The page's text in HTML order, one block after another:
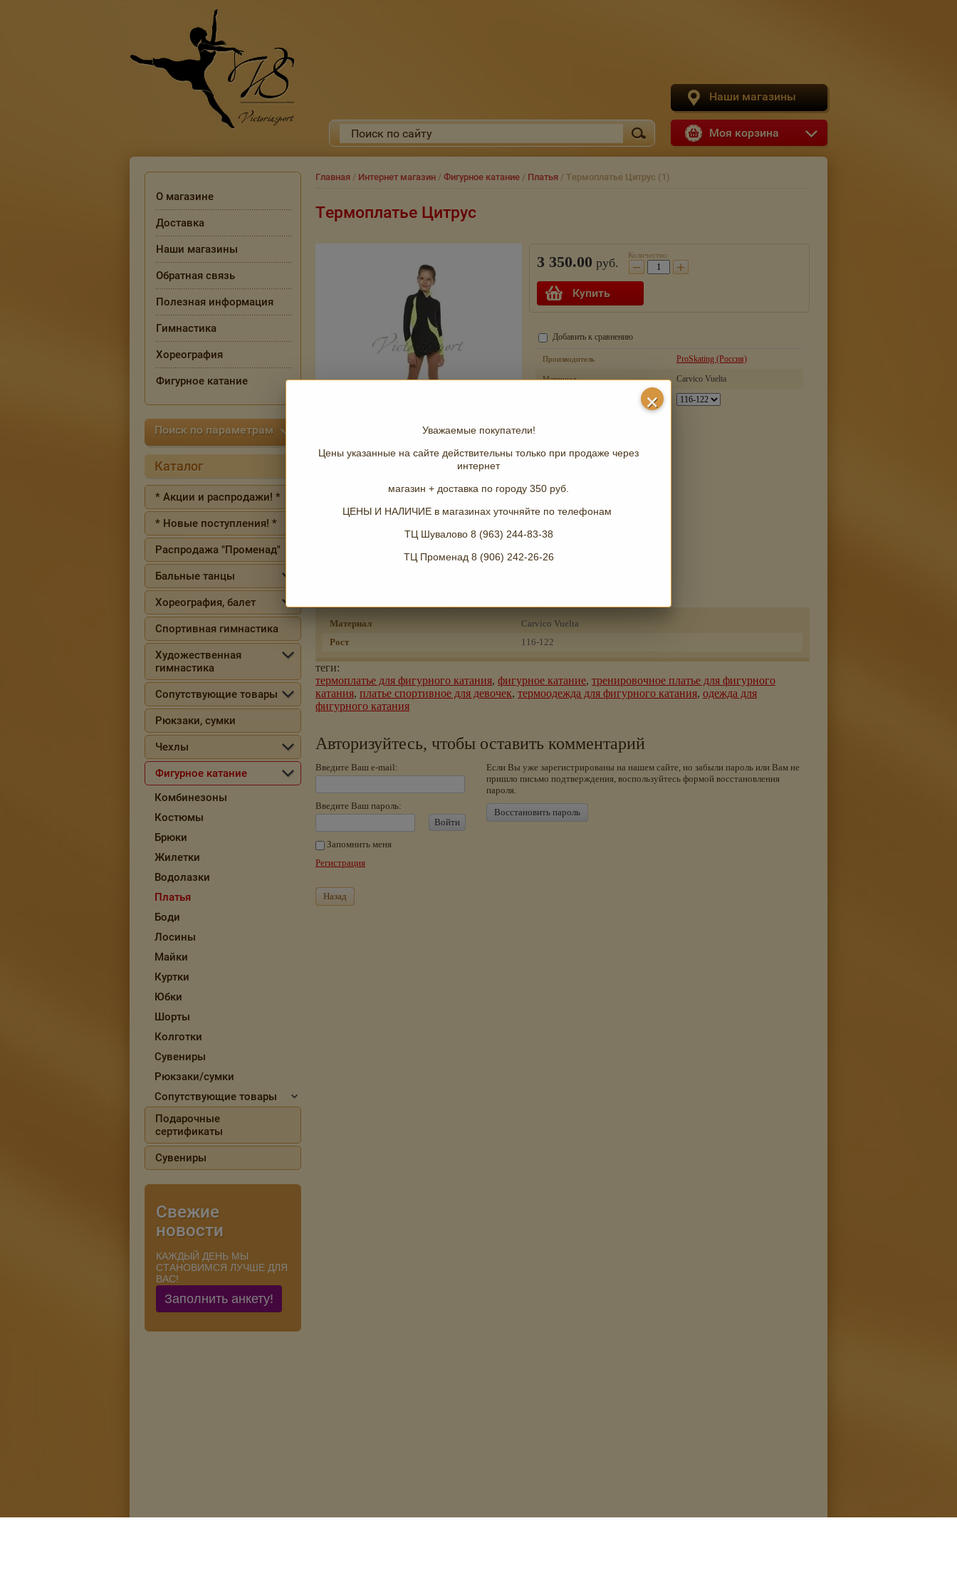
Уважаемые покупатели!
Цены указанные на сайте действительны только при продаже через
интернет
магазин + доставка по городу 350 руб.
ЦЕНЫ И НАЛИЧИЕ в магазинах уточняйте по телефонам
ТЦ Шувалово 8 (963) 244-83-38
ТЦ Променад 8 (906) 242-26-26
Наши магазины
Моя корзина
Главная / Интернет магазин / Фигурное катание / Платья / Термоплатье Цитрус (1)
Термоплатье Цитрус
(0 голосов)
3 350.00 руб.
Количество:
− +
Купить
Добавить к сравнению
Производитель ProSkating (Россия)
Материал Carvico Vuelta
Материал
Carvico Vuelta
Рост
116-122
теги:
термоплатье для фигурного катания, фигурное катание, тренировочное платье для фигурного
катания, платье спортивное для девочек, термоодежда для фигурного катания, одежда для
фигурного катания
Авторизуйтесь, чтобы оставить комментарий
Введите Ваш e-mail:
Введите Ваш пароль:
Войти
Запомнить меня
Регистрация
Если Вы уже зарегистрированы на нашем сайте, но забыли пароль или Вам не
пришло письмо подтверждения, воспользуйтесь формой восстановления
пароля.
Восстановить пароль
Назад
О магазине
Доставка
Наши магазины
Обратная связь
Полезная информация
Гимнастика
Хореография
Фигурное катание
Поиск по параметрам
Каталог
* Акции и распродажи! *
* Новые поступления! *
Распродажа "Променад"
Бальные танцы
Хореография, балет
Спортивная гимнастика
Художественная
гимнастика
Сопутствующие товары
Рюкзаки, сумки
Чехлы
Фигурное катание
Комбинезоны
Костюмы
Брюки
Жилетки
Водолазки
Платья
Боди
Лосины
Майки
Куртки
Юбки
Шорты
Колготки
Сувениры
Рюкзаки/сумки
Сопутствующие товары
Подарочные
сертификаты
Сувениры
Свежие
новости
КАЖДЫЙ ДЕНЬ МЫ
СТАНОВИМСЯ ЛУЧШЕ ДЛЯ
ВАС!
Заполнить анкету!